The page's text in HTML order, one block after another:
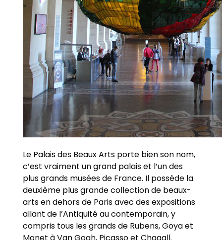
Le Palais des Beaux Arts porte bien son nom,
c’est vraiment un grand palais et l’un des
plus grands musées de France. Il possède la
deuxième plus grande collection de beaux-
arts en dehors de Paris avec des expositions
allant de l’Antiquité au contemporain, y
compris tous les grands de Rubens, Goya et
Monet à Van Gogh, Picasso et Chagall.